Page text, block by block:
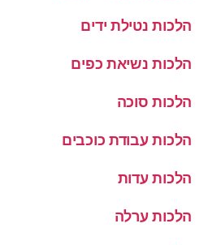
הלכות נטילת ידים
הלכות נשיאת כפים
הלכות סוכה
הלכות עבודת כוכבים
הלכות עדות
הלכות ערלה